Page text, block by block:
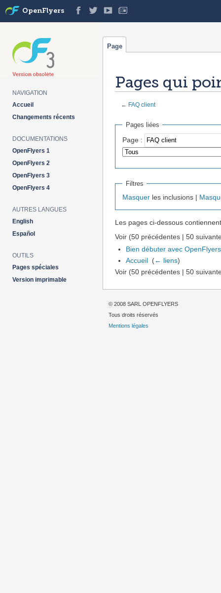
Pages qui
← FAQ client
Pages liées
Page :
Filtres
Masquer les inclusions |
Les pages ci-dessous
Voir (50 précédentes | 50
Bien débuter avec OpenFlyers
Accueil (← liens)
Voir (50 précédentes | 50
Page
OpenFlyers
NAVIGATION
Accueil
Changements récents
DOCUMENTATIONS
OpenFlyers 1
OpenFlyers 2
OpenFlyers 3
OpenFlyers 4
AUTRES LANGUES
English
Español
OUTILS
Pages spéciales
Version imprimable
© 2008 SARL OPENFLYERS
Tous droits réservés
Mentions légales